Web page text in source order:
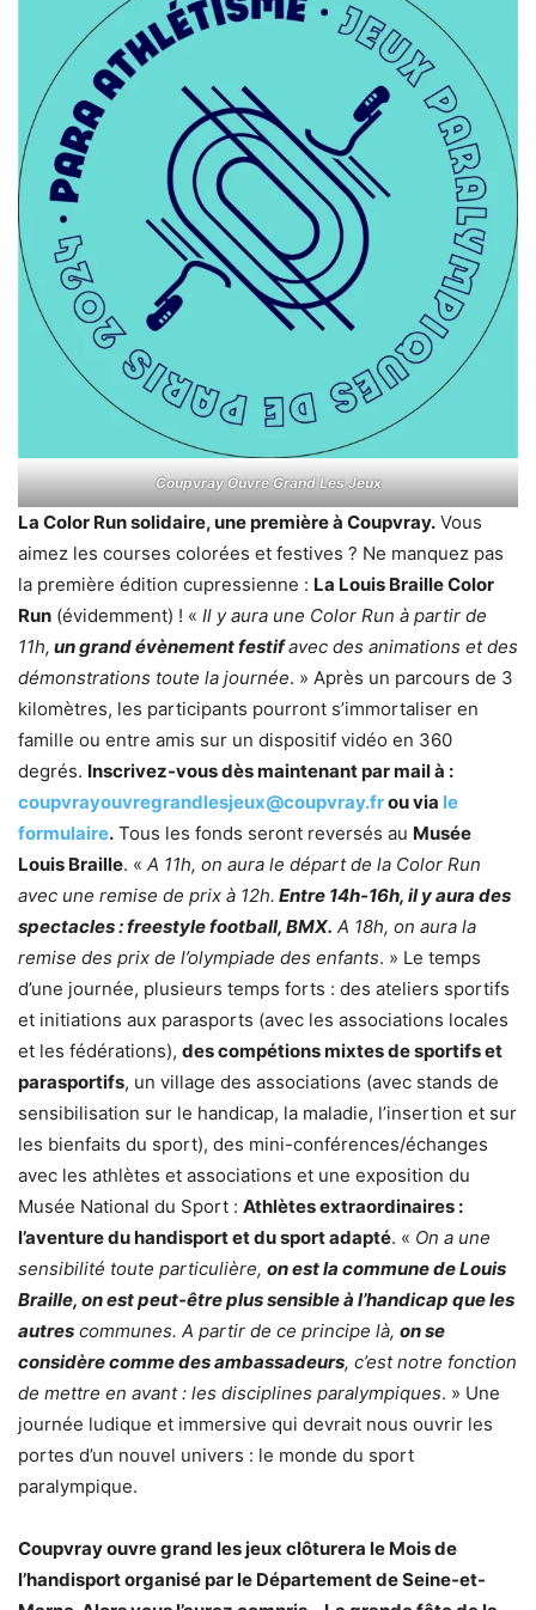
Coupvray Ouvre Grand Les Jeux
La Color Run solidaire, une première à Coupvray. Vous
aimez les courses colorées et festives ? Ne manquez pas
la première édition cupressienne : La Louis Braille Color
Run (évidemment) ! « Il y aura une Color Run à partir de
11h, un grand évènement festifavec des animations et des
démonstrations toute la journée. » Après un parcours de 3
kilomètres, les participants pourront s’immortaliser en
famille ou entre amis sur un dispositif vidéo en 360
degrés. Inscrivez-vous dès maintenant par mail à :
coupvrayouvregrandlesjeux@coupvray.frou via le
formulaire. Tous les fonds seront reversés au Musée
Louis Braille. « A 11h, on aura le départ de la Color Run
avec une remise de prix à 12h. Entre 14h-16h, il y aura des
spectacles : freestyle football, BMX. A 18h, on aura la
remise des prix de l’olympiade des enfants. » Le temps
d’une journée, plusieurs temps forts : des ateliers sportifs
et initiations aux parasports (avec les associations locales
et les fédérations), des compétions mixtes de sportifs et
parasportifs, un village des associations (avec stands de
sensibilisation sur le handicap, la maladie, l’insertion et sur
les bienfaits du sport), des mini-conférences/échanges
avec les athlètes et associations et une exposition du
Musée National du Sport : Athlètes extraordinaires :
l’aventure du handisport et du sport adapté. « On a une
sensibilité toute particulière, on est la commune de Louis
Braille, on est peut-être plus sensible à l’handicap que les
autres communes. A partir de ce principe là, on se
considère comme des ambassadeurs, c’est notre fonction
de mettre en avant : les disciplines paralympiques. » Une
journée ludique et immersive qui devrait nous ouvrir les
portes d’un nouvel univers : le monde du sport
paralympique.
Coupvray ouvre grand les jeux clôturera le Mois de
l’handisport organisé par le Département de Seine-et-